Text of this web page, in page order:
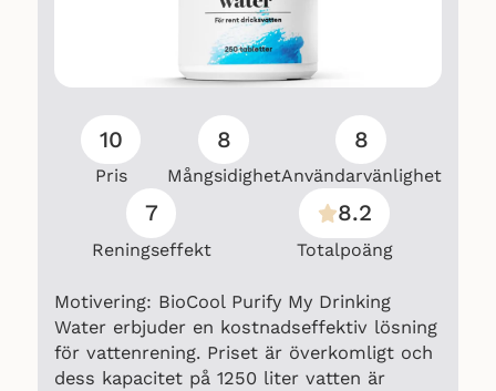
10
Pris
8
Mångsidighet
8
Användarvänlighet
7
Reningseffekt
8.2
Totalpoäng
Motivering: BioCool Purify My Drinking
Water erbjuder en kostnadseffektiv lösning
för vattenrening. Priset är överkomligt och
dess kapacitet på 1250 liter vatten är